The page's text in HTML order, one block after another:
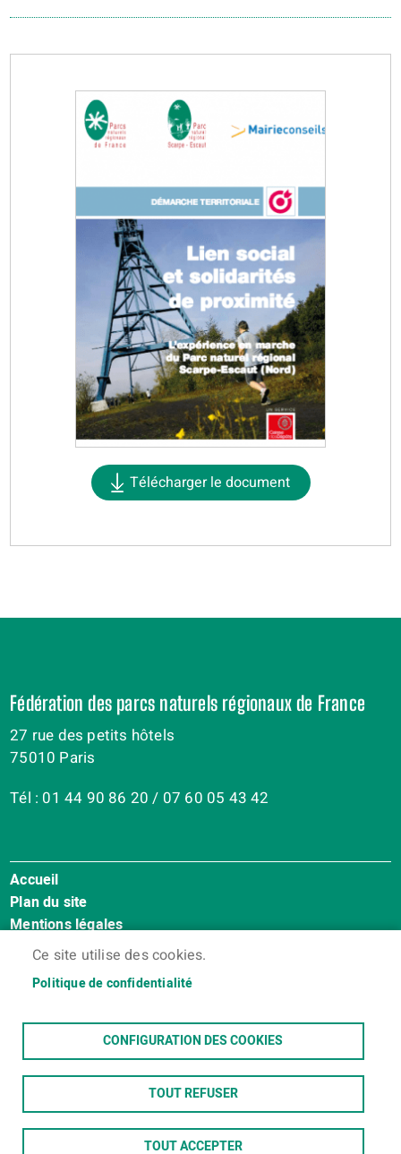
Télécharger le document
Ce site utilise des cookies.
Politique de confidentialité
CONFIGURATION DES COOKIES
TOUT REFUSER
TOUT ACCEPTER
Fédération des parcs naturels régionaux de France
27 rue des petits hôtels
75010 Paris
Tél : 01 44 90 86 20 / 07 60 05 43 42
Menu
Pied
de
page
Accueil
Plan du site
Mentions légales
Accessibilité : Non conforme
Contact